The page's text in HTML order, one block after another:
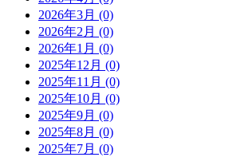
2026年3月 (0)
2026年2月 (0)
2026年1月 (0)
2025年12月 (0)
2025年11月 (0)
2025年10月 (0)
2025年9月 (0)
2025年8月 (0)
2025年7月 (0)